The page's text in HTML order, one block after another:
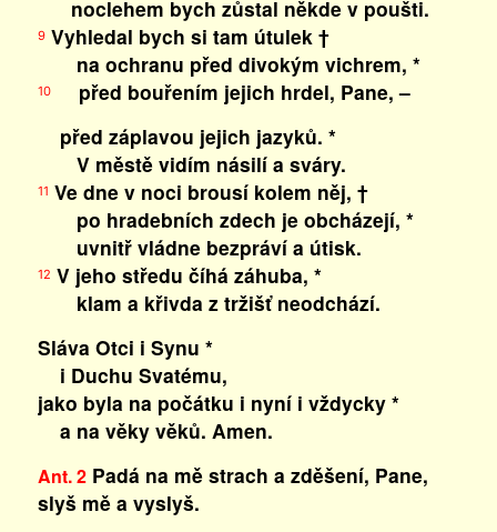
noclehem bych zůstal někde v poušti.
9Vyhledal bych si tam útulek †
na ochranu před divokým vichrem, *
10před bouřením jejich hrdel, Pane, –
před záplavou jejich jazyků. *
V městě vidím násilí a sváry.
11 Ve dne v noci brousí kolem něj, †
po hradebních zdech je obcházejí, *
uvnitř vládne bezpráví a útisk.
12 V jeho středu číhá záhuba, *
klam a křivda z tržišť neodchází.
Sláva Otci i Synu *
i Duchu Svatému,
jako byla na počátku i nyní i vždycky *
a na věky věků. Amen.
Ant. 2Padá na mě strach a zděšení, Pane,
slyš mě a vyslyš.